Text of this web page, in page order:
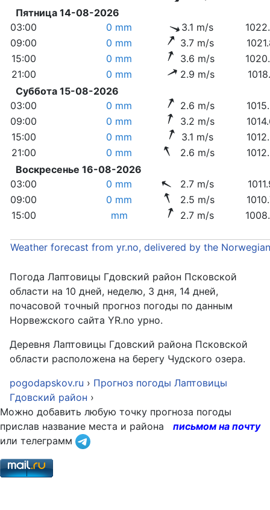
Пятница 14-08-2026
03:00
0 mm 3.1 m/s
09:00
0 mm 3.7 m/s
15:00
0 mm 3.6 m/s
21:00
0 mm 2.9 m/s
Суббота 15-08-2026
03:00
0 mm 2.6 m/s
09:00
0 mm 3.2 m/s
15:00
0 mm 3.1 m/s
21:00
0 mm 2.6 m/s
Воскресенье 16-08-2026
03:00
0 mm 2.7 m/s
09:00
0 mm 2.5 m/s
15:00
mm 2.7 m/s
Weather forecast from yr.no, delivered by the
Погода Лаптовицы Гдовский район Псковской
области на 10 дней, неделю, 3 дня, 14 дней,
почасовой точный прогноз погоды по данным
Норвежского сайта YR.no урно.
Деревня Лаптовицы Гдовский района Псковской
области расположена на берегу Чудского озера.
pogodapskov.ru › Прогноз погоды Лаптовицы
Гдовский район ›
Можно добавить любую точку прогноза погоды
прислав название места и района
письмом на почту
или телеграмм